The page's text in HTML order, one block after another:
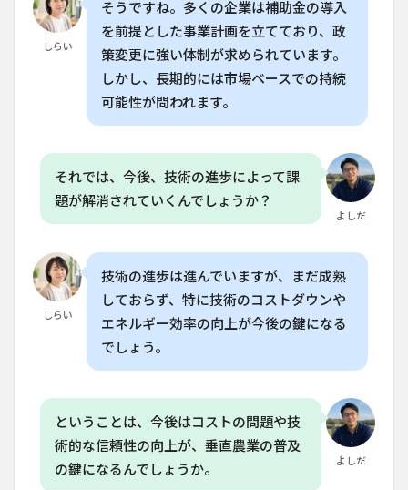
しらい
そうですね。多くの企業は補助金の導入
を前提とした事業計画を立てており、政
策変更に強い体制が求められています。
しかし、長期的には市場ベースでの持続
可能性が問われます。
よしだ
それでは、今後、技術の進歩によって課
題が解消されていくんでしょうか？
しらい
技術の進歩は進んでいますが、まだ成熟
しておらず、特に技術のコストダウンや
エネルギー効率の向上が今後の鍵になる
でしょう。
よしだ
ということは、今後はコストの問題や技
術的な信頼性の向上が、垂直農業の普及
の鍵になるんでしょうか。